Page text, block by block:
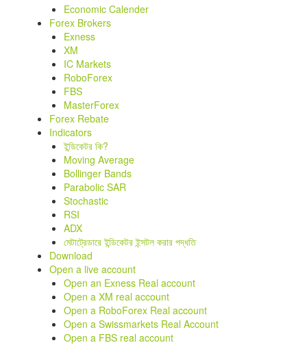
Economic Calender
Forex Brokers
Exness
XM
IC Markets
RoboForex
FBS
MasterForex
Forex Rebate
Indicators
ইন্ডিকেটর কি?
Moving Average
Bollinger Bands
Parabolic SAR
Stochastic
RSI
ADX
মেটাট্রেডারে ইন্ডিকেটর ইন্সটল করার পদ্ধতি
Download
Open a live account
Open an Exness Real account
Open a XM real account
Open a RoboForex Real account
Open a Swissmarkets Real Account
Open a FBS real account